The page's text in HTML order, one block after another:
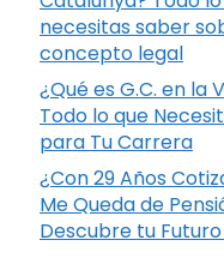
necesitas saber
concepto legal
¿Qué es G.C. en la
Todo lo que
para Tu Carrera
¿Con 29 Años
Me Queda de
Descubre tu